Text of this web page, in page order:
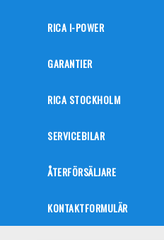
RICA I-POWER
GARANTIER
RICA STOCKHOLM
SERVICEBILAR
ÅTERFÖRSÄLJARE
KONTAKTFORMULÄR